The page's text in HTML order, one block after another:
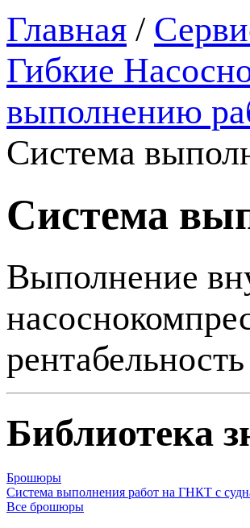
Главная /
Гибкие
выполнению
Система
Система
Выполнение
Библиотека
Брошюры
Система выполнения работ на ГНКТ с
Все брошюры